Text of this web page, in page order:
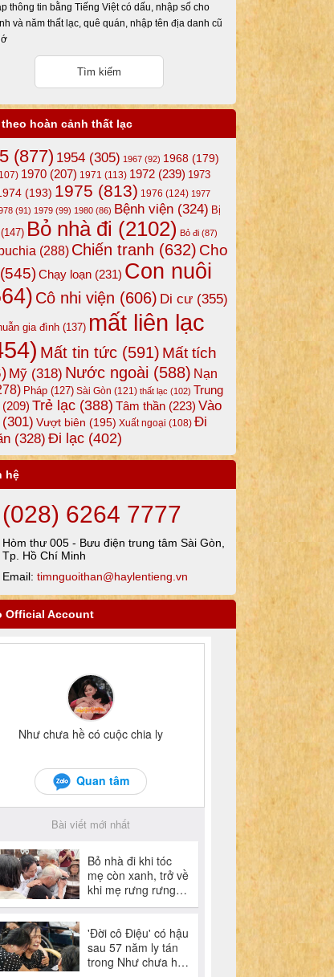
thông tin bằng Tiếng Việt có dấu, nhập số cho
và năm thất lạc, quê quán, nhập tên địa danh cũ
theo hoàn cảnh thất lạc
(877) 1954 (305) 1967 (92) 1968 (179)
1970 (207) 1971 (113) 1972 (239) 1973
(193) 1975 (813) 1976 (124) 1977
(91) 1979 (99) 1980 (86) Bệnh viện (324) Bị
(147) Bỏ nhà đi (2102) Bỏ đi (87)
(288) Chiến tranh (632) Cho
(545)Chạy loạn (231) Con nuôi
Cô nhi viện (606) Di cư (355)
gia đình (137) mất liên lạc
Mất tin tức (591) Mất tích
Mỹ (318) Nước ngoài (588) Nạn
Pháp (127) Sài Gòn (121) thất lạc (102) Trung
(209) Trẻ lạc (388) Tâm thần (223) Vào
(301) Vượt biên (195) Xuất ngoại (108) Đi
(328) Đi lạc (402)
hệ
(028) 6264 7777
Hòm thư 005 - Bưu điện trung tâm Sài Gòn,
Tp. Hồ Chí Minh
Email: timnguoithan@haylentieng.vn
Official Account